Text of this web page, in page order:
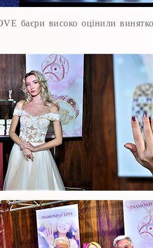
баєри високо оцінили